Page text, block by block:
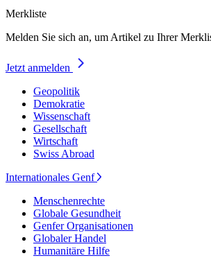
Merkliste
Melden Sie sich an, um Artikel zu Ihrer
Jetzt anmelden
Geopolitik
Demokratie
Wissenschaft
Gesellschaft
Wirtschaft
Swiss Abroad
Internationales Genf
Menschenrechte
Globale Gesundheit
Genfer Organisationen
Globaler Handel
Humanitäre Hilfe